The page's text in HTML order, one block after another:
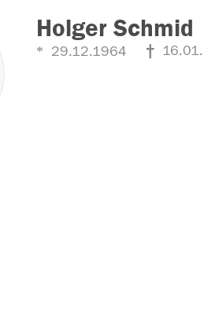
Holger Schmid
29.12.1964